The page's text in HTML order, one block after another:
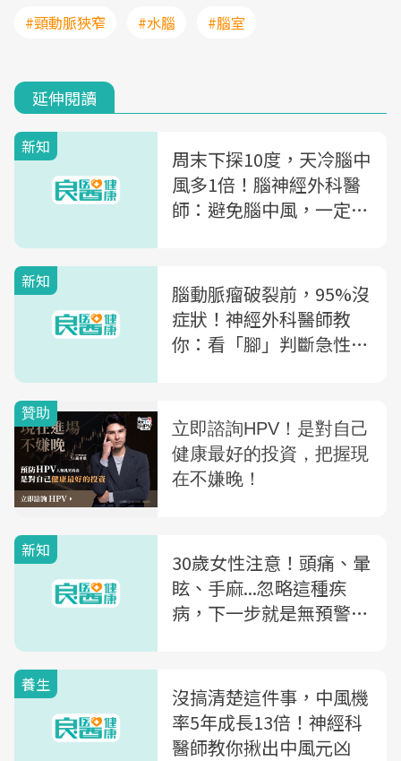
#頸動脈狹窄
#水腦 #腦室
延伸閱讀
新知
周末下探10度，天冷腦中
風多1倍！腦神經外科醫
師：避免腦中風，一定要
新知
腦動脈瘤破裂前，95%沒
症狀！神經外科醫師教
你：看「腳」判斷急性腦
新知
30歲女性注意！頭痛、暈
眩、手麻...忽略這種疾
病，下一步就是無預警腦
養生
沒搞清楚這件事，中風機
率5年成長13倍！神經科
醫師教你揪出中風元凶